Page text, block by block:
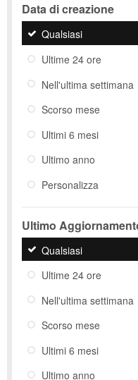
Data di creazione
Qualsiasi
Ultime 24 ore
Nell'ultima settimana
Scorso mese
Ultimi 6 mesi
Ultimo anno
Personalizza
Ultimo
Qualsiasi
Ultime 24 ore
Nell'ultima settimana
Scorso mese
Ultimi 6 mesi
Ultimo anno